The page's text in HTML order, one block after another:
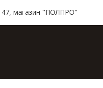
47, магазин "ПОЛПРO"